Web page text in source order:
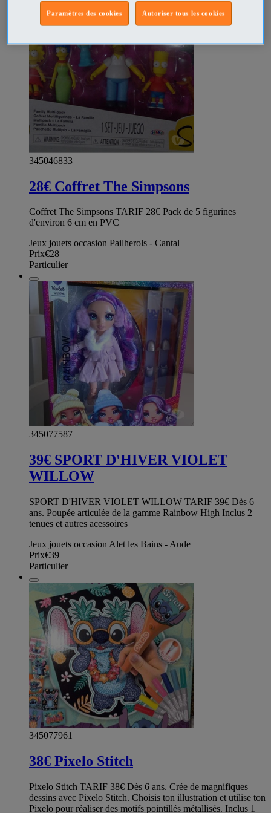
345046833
28€ Coffret The Simpsons
Coffret The Simpsons TARIF 28€ Pack de 5 figurines
d'environ 6 cm en PVC
Jeux jouets occasion Pailherols - Cantal
Prix€28
Particulier
345077587
39€ SPORT D'HIVER VIOLET
WILLOW
SPORT D'HIVER VIOLET WILLOW TARIF 39€ Dès 6
ans. Poupée articulée de la gamme Rainbow High Inclus 2
tenues et autres acessoires
Jeux jouets occasion Alet les Bains - Aude
Prix€39
Particulier
345077961
38€ Pixelo Stitch
Pixelo Stitch TARIF 38€ Dès 6 ans. Crée de magnifiques
dessins avec Pixelo Stitch. Choisis ton illustration et utilise ton
Pixelo pour réaliser des motifs pointillés métallisés. Inclus 1
Autoriser tous les cookies
Paramètres des cookies